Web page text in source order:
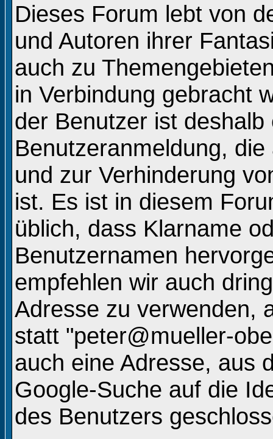
Dieses Forum lebt von
und Autoren ihrer
auch zu
in Verbindung gebracht
der Benutzer ist
Benutzeranmeldung,
und zur Verhinderung
ist. Es ist in diesem
üblich, dass Klarname
Benutzernamen
empfehlen wir auch
Adresse zu verwenden,
statt "peter@mueller-
auch eine Adresse, aus
Google-Suche auf die
des Benutzers